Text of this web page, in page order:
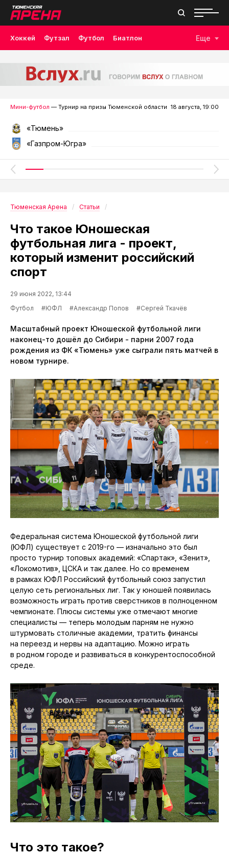
Хоккей Футзал Футбол Биатлон Еще
Мини-футбол — Турнир на призы Тюменской области 18 августа, 19:00
«Тюмень»
«Газпром-Югра»
Тюменская Арена Статьи
Что такое Юношеская
футбольная лига - проект,
который изменит российский
спорт
29 июня 2022, 13:44
Футбол
#ЮФЛ #Александр Попов #Сергей Ткачёв
Масштабный проект Юношеской футбольной лиги
наконец-то дошёл до Сибири - парни 2007 года
рождения из ФК «Тюмень» уже сыграли пять матчей в
новом турнире.
Федеральная система Юношеской футбольной лиги
(ЮФЛ) существует с 2019-го — изначально это был
просто турнир топовых академий: «Спартак», «Зенит»,
«Локомотив», ЦСКА и так далее. Но со временем
в рамках ЮФЛ Российский футбольный союз запустил
целую сеть региональных лиг. Так у юношей появилась
возможность играть против сверстников в полноценном
чемпионате. Плюсы системы уже отмечают многие
специалисты — теперь молодым парням не нужно
штурмовать столичные академии, тратить финансы
на переезд и нервы на адаптацию. Можно играть
в родном городе и развиваться в конкурентоспособной
среде.
Что это такое?